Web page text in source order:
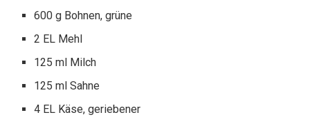
600 g Bohnen, grüne
2 EL Mehl
125 ml Milch
125 ml Sahne
4 EL Käse, geriebener